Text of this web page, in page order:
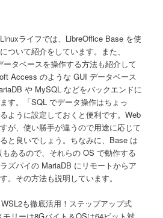
ライフでは、LibreOffice Base を使
ついて紹介をしています。また、
タベースを操作する方法も紹介して
Access のような GUI データベース
や MySQL などをバックエンドに
す。「SQL でデータ操作はちょっ
ように設定しておくと便利です。Web
が、使い勝手が違うので用途に応じて
と良いでしょう。ちなみに、Base は
あるので、それらの OS で動作する
ズパイの MariaDB にリモートからア
。その方法も説明しています。
も徹底活用！ステップアップ式